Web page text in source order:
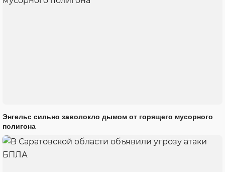
Энгельс сильно заволокло дымом от горящего мусорного
полигона